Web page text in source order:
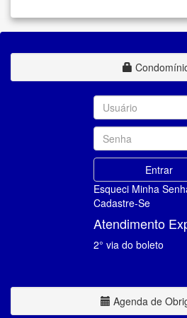
Esqueci Minha
Cadastre-Se
Atendimento
2° via do boleto
Agenda de